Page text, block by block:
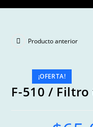
¡OFERTA!
Producto anterior
F-510 /
Original